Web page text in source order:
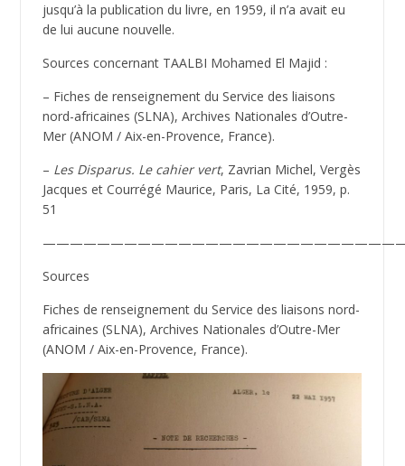
jusqu’à la publication du livre, en 1959, il n’a avait eu
de lui aucune nouvelle.
Sources concernant TAALBI Mohamed El Majid :
– Fiches de renseignement du Service des liaisons
nord-africaines (SLNA), Archives Nationales d’Outre-
Mer (ANOM / Aix-en-Provence, France).
– Les Disparus. Le cahier vert, Zavrian Michel, Vergès
Jacques et Courrégé Maurice, Paris, La Cité, 1959, p.
51
Sources
Fiches de renseignement du Service des liaisons nord-
africaines (SLNA), Archives Nationales d’Outre-Mer
(ANOM / Aix-en-Provence, France).